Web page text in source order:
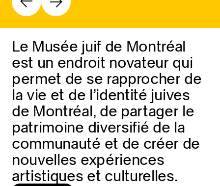
Le Musée juif de Montréal
est un endroit novateur qui
permet de se rapprocher de
la vie et de l’identité juives
de Montréal, de partager le
patrimoine diversifié de la
communauté et de créer de
nouvelles expériences
artistiques et culturelles.